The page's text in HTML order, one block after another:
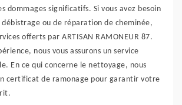
dommages significatifs. Si vous avez besoin
ou de réparation de cheminée,
offerts par ARTISAN RAMONEUR 87.
nous vous assurons un service
En ce qui concerne le nettoyage, nous
certificat de ramonage pour garantir votre